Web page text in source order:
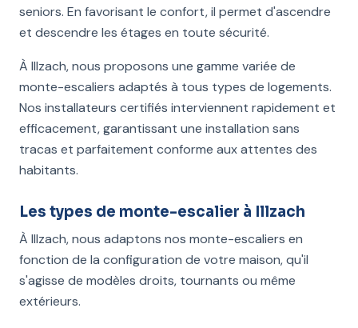
seniors. En favorisant le confort, il permet d'ascendre
et descendre les étages en toute sécurité.
À Illzach, nous proposons une gamme variée de
monte-escaliers adaptés à tous types de logements.
Nos installateurs certifiés interviennent rapidement et
efficacement, garantissant une installation sans
tracas et parfaitement conforme aux attentes des
habitants.
Les types de monte-escalier à Illzach
À Illzach, nous adaptons nos monte-escaliers en
fonction de la configuration de votre maison, qu'il
s'agisse de modèles droits, tournants ou même
extérieurs.